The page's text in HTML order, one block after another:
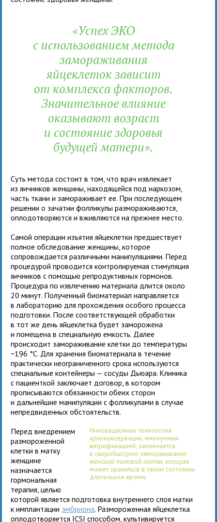
«Успех ЭКО
с использованием метода
замораживания
яйцеклеток зависит
от комплекса факторов.
Значительное влияние
оказывают возраст
и состояние здоровья
будущей матери».
Суть метода состоит в том, что врач извлекает
из яичников женщины, находящейся под наркозом,
часть ткани и замораживает ее. При последующем
решении о зачатии фолликулы размораживаются,
оплодотворяются и вживляются на прежнее место.
Самой операции изъятия яйцеклетки предшествует
полное обследование женщины, которое
сопровождается различными манипуляциями. Перед
процедурой проводится контролируемая стимуляция
яичников с помощью репродуктивных гормонов.
Процедура по извлечению материала длится около
20 минут. Полученный биоматериал направляется
в лабораторию для прохождения особого процесса
подготовки. После соответствующей обработки
в тот же день яйцеклетка будет заморожена
и помещена в специальную емкость. Далее
происходит замораживание клетки до температуры
−196 °C. Для хранения биоматериала в течение
практически неограниченного срока используются
специальные контейнеры — сосуды Дьюара. Клиника
с пациенткой заключает договор, в котором
прописываются обязанности обеих сторон
и дальнейшие манипуляции с фолликулами в случае
непредвиденных обстоятельств.
Инновационная технология
криоконсервации, именуемая
витрификацией, заключается
в сверхбыстром замораживании
женской половой клетки, которая
может храниться в таком состоянии
длительное время.
Перед внедрением
размороженной
клетки в матку
женщине
назначается
гормональная
терапия, целью
которой является подготовка внутреннего слоя матки
к имплантации эмбриона. Размороженная яйцеклетка
оплодотворяется ICSI способом, культивируется